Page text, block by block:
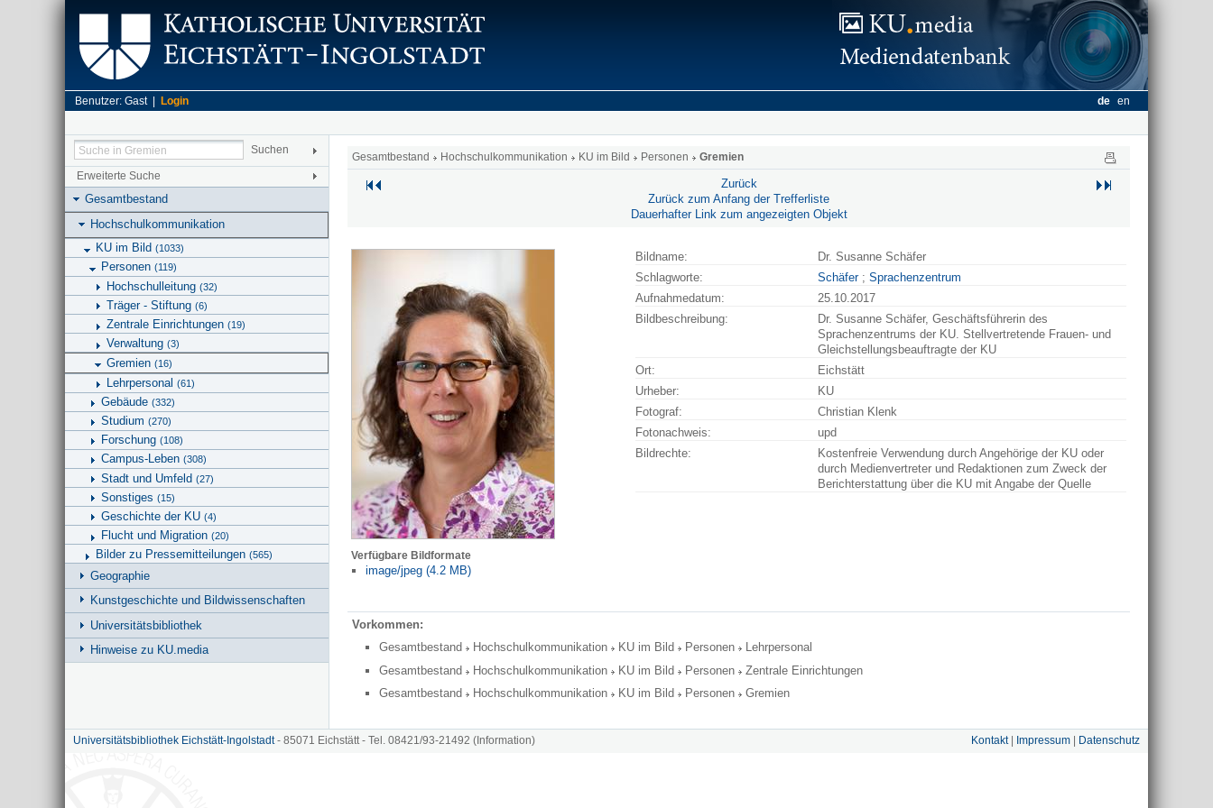
Benutzer: Gast | Login de en
Erweiterte Suche
Gesamtbestand
Hochschulkommunikation
KU im Bild (1033)
Personen (119)
Hochschulleitung (32)
Träger - Stiftung (6)
Zentrale Einrichtungen (19)
Verwaltung (3)
Gremien (16)
Lehrpersonal (61)
Gebäude (332)
Studium (270)
Forschung (108)
Campus-Leben (308)
Stadt und Umfeld (27)
Sonstiges (15)
Geschichte der KU (4)
Flucht und Migration (20)
Bilder zu Pressemitteilungen (565)
Geographie
Kunstgeschichte und Bildwissenschaften
Universitätsbibliothek
Hinweise zu KU.media
Gesamtbestand Hochschulkommunikation KU im Bild Personen Gremien
Zurück
Zurück zum Anfang der Trefferliste
Dauerhafter Link zum angezeigten Objekt
Verfügbare Bildformate
image/jpeg (4.2 MB)
Bildname:
Dr. Susanne Schäfer
Schlagworte:
Schäfer; Sprachenzentrum
Aufnahmedatum:
25.10.2017
Bildbeschreibung:
Dr. Susanne Schäfer, Geschäftsführerin des
Sprachenzentrums der KU. Stellvertretende Frauen- und
Gleichstellungsbeauftragte der KU
Ort:
Eichstätt
Urheber:
KU
Fotograf:
Christian Klenk
Fotonachweis:
upd
Bildrechte:
Kostenfreie Verwendung durch Angehörige der KU oder
durch Medienvertreter und Redaktionen zum Zweck der
Berichterstattung über die KU mit Angabe der Quelle
Vorkommen:
Gesamtbestand
Hochschulkommunikation KU im Bild Personen
Lehrpersonal
Gesamtbestand
Hochschulkommunikation KU im Bild Personen
Zentrale Einrichtungen
Gesamtbestand
Hochschulkommunikation KU im Bild Personen Gremien
Universitätsbibliothek Eichstätt-Ingolstadt- 85071 Eichstätt - Tel. 08421/93-21492 (Information) Kontakt| Impressum Datenschutz